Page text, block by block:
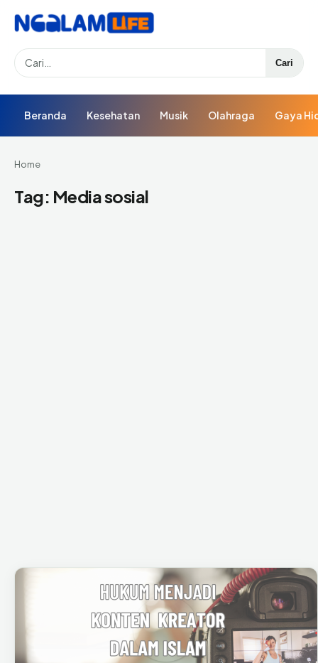
Search Cari
Beranda Kesehatan Musik Olahraga Gaya
Home
Tag: Media sosial